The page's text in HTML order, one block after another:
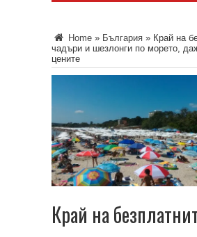
Home » България » Край на
чадъри и шезлонги по морето,
цените
Край на